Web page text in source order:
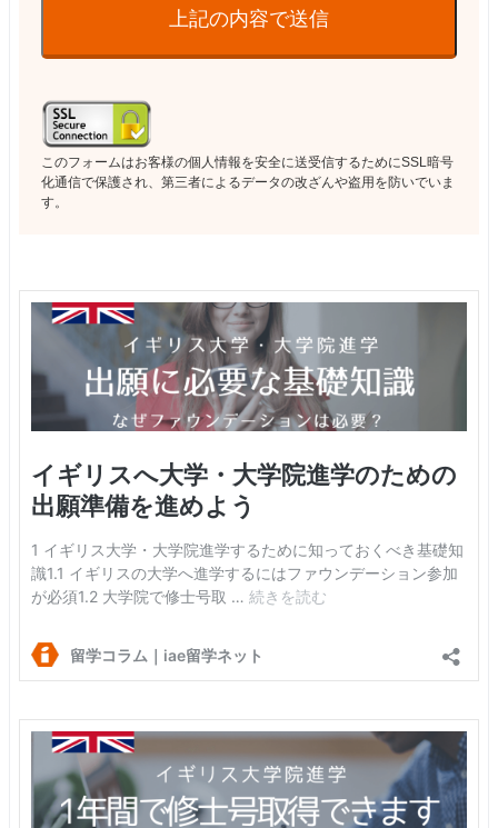
上記の内容で送信
このフォームはお客様の個人情報を安全に送受信するためにSSL暗号
化通信で保護され、第三者によるデータの改ざんや盗用を防いでいま
す。